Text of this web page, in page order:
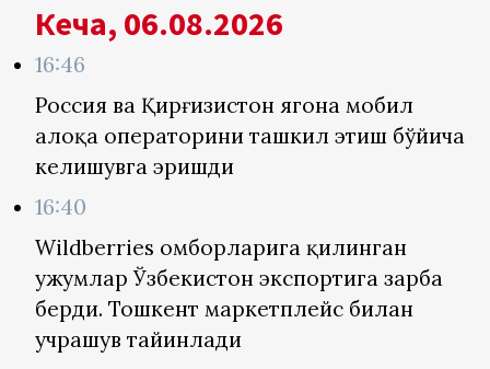
Кеча, 06.08.2026
16:46
Россия ва Қирғизистон ягона мобил
алоқа операторини ташкил этиш бўйича
келишувга эришди
16:40
Wildberries омборларига қилинган
ҳужумлар Ўзбекистон экспортига зарба
берди. Тошкент маркетплейс билан
учрашув тайинлади